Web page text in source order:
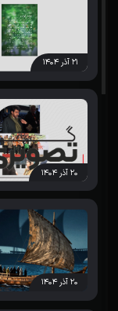
۲۱ آذر ۱۴۰۴
۲۰ آذر ۱۴۰۴
۲۰ آذر ۱۴۰۴